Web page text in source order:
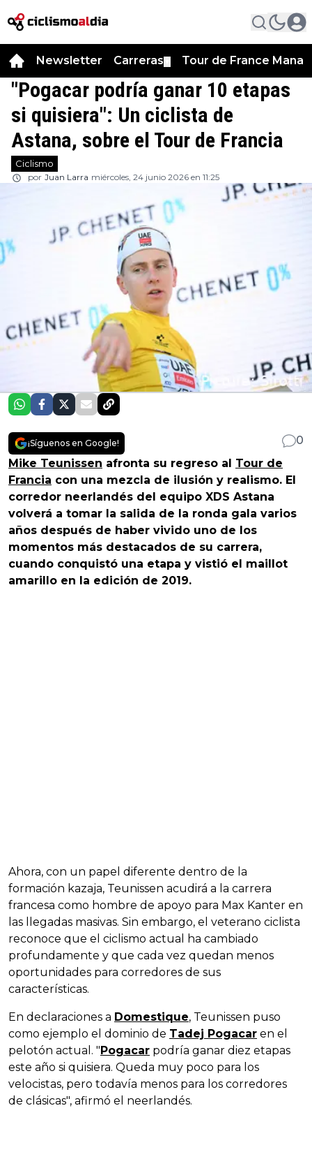
Newsletter Carreras Tour de France
"Pogacar podría ganar 10 etapas
si quisiera": Un ciclista de
Astana, sobre el Tour de Francia
Ciclismo
por Juan Larra miércoles, 24 junio 2026 en 11:25
¡Síguenos en Google!
0
Mike Teunissen afronta su regreso al Tour de
Francia con una mezcla de ilusión y realismo. El
corredor neerlandés del equipo XDS Astana
volverá a tomar la salida de la ronda gala varios
años después de haber vivido uno de los
momentos más destacados de su carrera,
cuando conquistó una etapa y vistió el maillot
amarillo en la edición de 2019.
Ahora, con un papel diferente dentro de la
formación kazaja, Teunissen acudirá a la carrera
francesa como hombre de apoyo para Max Kanter en
las llegadas masivas. Sin embargo, el veterano ciclista
reconoce que el ciclismo actual ha cambiado
profundamente y que cada vez quedan menos
oportunidades para corredores de sus
características.
En declaraciones a Domestique, Teunissen puso
como ejemplo el dominio de Tadej Pogacar en el
pelotón actual. "Pogacar podría ganar diez etapas
este año si quisiera. Queda muy poco para los
velocistas, pero todavía menos para los corredores
de clásicas", afirmó el neerlandés.